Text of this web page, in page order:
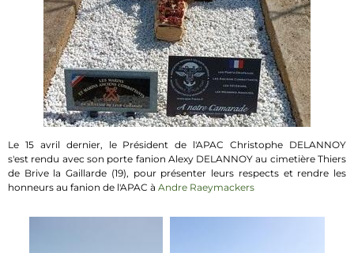
Le 15 avril dernier, le Président de l'APAC Christophe DELANNOY
s'est rendu avec son porte fanion Alexy DELANNOY au cimetière Thiers
de Brive la Gaillarde (19), pour présenter leurs respects et rendre les
honneurs au fanion de l'APAC à Andre Raeymackers